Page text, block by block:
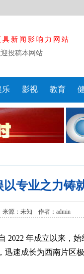
具新闻影响力网站
投稿本网站
乐 影视 教育
专业之力铸
源： 未知 作者：admin
2022 年成立以来，始
速成长为西南片区